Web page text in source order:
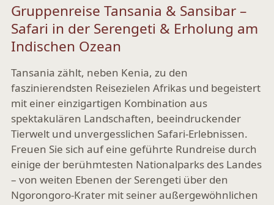
Gruppenreise Tansania & Sansibar –
Safari in der Serengeti & Erholung am
Indischen Ozean
Tansania zählt, neben Kenia, zu den
faszinierendsten Reisezielen Afrikas und begeistert
mit einer einzigartigen Kombination aus
spektakulären Landschaften, beeindruckender
Tierwelt und unvergesslichen Safari-Erlebnissen.
Freuen Sie sich auf eine geführte Rundreise durch
einige der berühmtesten Nationalparks des Landes
– von weiten Ebenen der Serengeti über den
Ngorongoro-Krater mit seiner außergewöhnlichen